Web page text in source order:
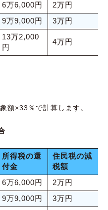
6万6,000円
2万円
9万9,000円 3万円
13万2,000
円
4万円
額×33％で計算します。
所得税の還
付金
住民税の減
税額
6万6,000円
2万円
9万9,000円 3万円